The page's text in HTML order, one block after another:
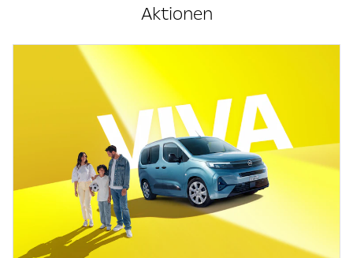
Aktionen